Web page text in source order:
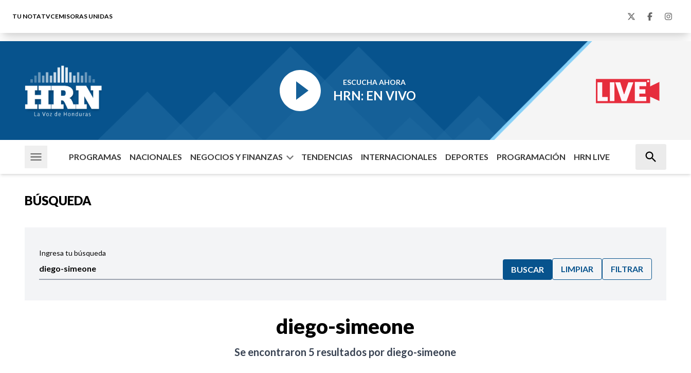
TU NOTATVCEMISORAS UNIDAS
ESCUCHA AHORA
HRN: EN VIVO
PROGRAMAS NACIONALES NEGOCIOS Y FINANZAS TENDENCIAS INTERNACIONALES DEPORTES PROGRAMACIÓN HRN LIVE
BÚSQUEDA
Ingresa tu búsqueda
BUSCAR LIMPIAR FILTRAR
diego-simeone
Se encontraron 5 resultados por diego-simeone